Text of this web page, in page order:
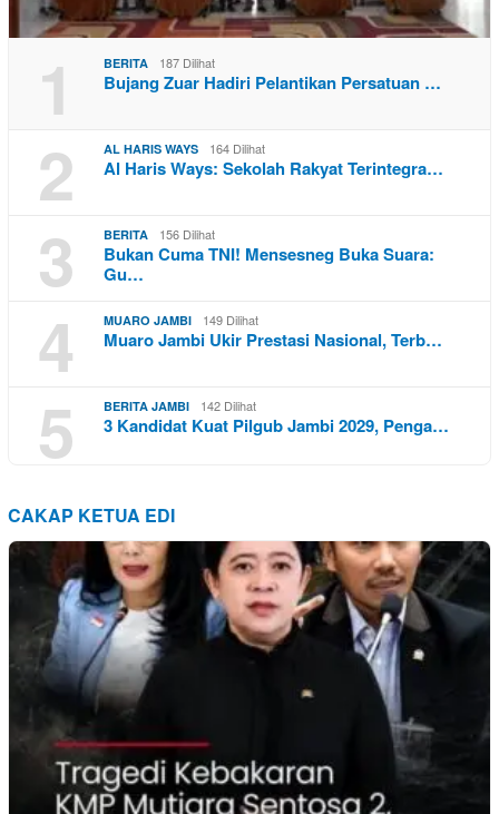
1 BERITA 187 Dilihat
Bujang Zuar Hadiri Pelantikan Persatuan …
2 AL HARIS WAYS 164 Dilihat
Al Haris Ways: Sekolah Rakyat Terintegra…
3 BERITA 156 Dilihat
Bukan Cuma TNI! Mensesneg Buka Suara:
Gu…
4 MUARO JAMBI 149 Dilihat
Muaro Jambi Ukir Prestasi Nasional, Terb…
5 BERITA JAMBI 142 Dilihat
3 Kandidat Kuat Pilgub Jambi 2029, Penga…
CAKAP KETUA EDI